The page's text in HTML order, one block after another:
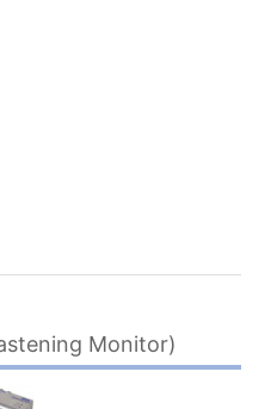
Monitor)